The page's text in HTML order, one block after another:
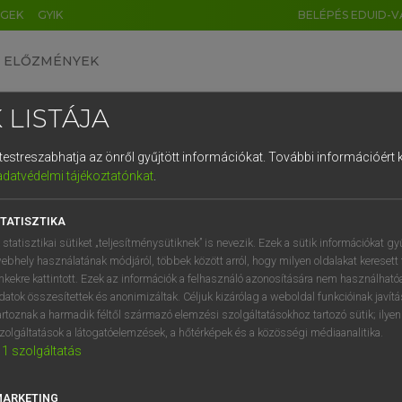
GYIK BELÉPÉS EDUID-
ELŐZMÉNYEK
egyetemes nagyszótár
VAN ELŐFIZETÉSED?
megtekintéséhez.
LISTÁJA
az önről gyűjtött információkat. További információért
tájékoztatónkat.
statisztikai sütiket „teljesítménysütiknek” is nevezik. Ezek a sütik információkat
használatának módjáról, többek között arról, hogy milyen oldalakat keresett
kattintott. Ezek az információk a felhasználó azonosítására nem
összesítettek és anonimizáltak. Céljuk kizárólag a weboldal funkcióinak
a harmadik féltől származó elemzési szolgáltatásokhoz tartozó sütik;
a látogatóelemzések, a hőtérképek és a közösségi médiaanalitika.
1 szolgáltatás
DE CN FR ES IT NL
1 2 3 4 5 6 7 8 9
q w e r t z u i
a s d f g h j k l é
í y x c v b n m , .